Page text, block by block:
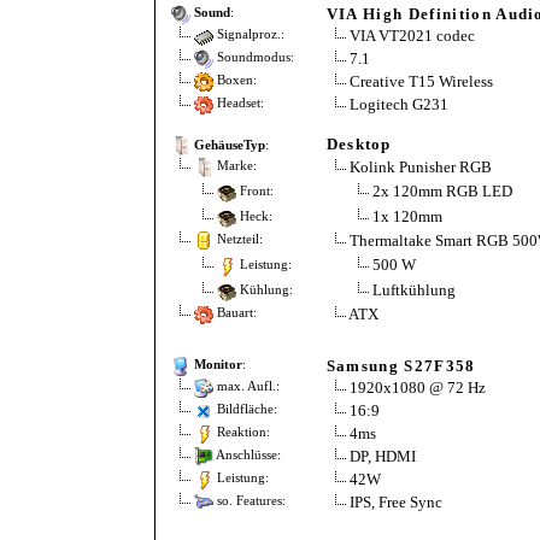
Sound: VIA High Definition
Signalproz.: VIA VT2021 codec
Soundmodus: 7.1
Boxen: Creative T15 Wireless
Headset: Logitech G231
GehäuseTyp: Desktop
Marke: Kolink Punisher RGB
Front: 2x 120mm RGB LED
Heck: 1x 120mm
Netzteil: Thermaltake Smart RGB
Leistung: 500 W
Kühlung: Luftkühlung
Bauart: ATX
Monitor: Samsung S27F358
max. Aufl.: 1920x1080 @ 72 Hz
Bildfläche: 16:9
Reaktion: 4ms
Anschlüsse: DP, HDMI
Leistung: 42W
so. Features: IPS, Free Sync